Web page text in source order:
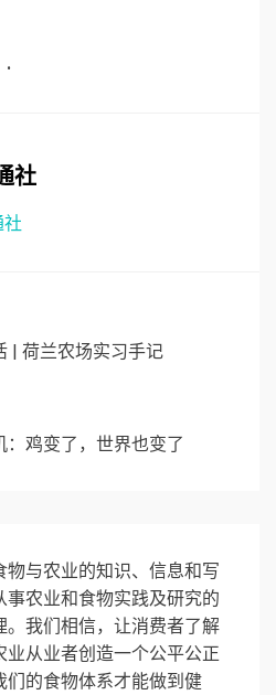
社
| 荷兰农场实习手记
鸡变了，世界也变了
与农业的知识、信息和写
农业和食物实践及研究的
。我们相信，让消费者了解
从业者创造一个公平公正
们的食物体系才能做到健